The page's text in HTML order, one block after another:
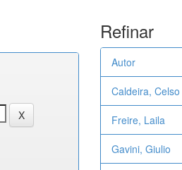
Refinar
Autor
Caldeira, Celso
Freire, Laila
Gavini, Giulio